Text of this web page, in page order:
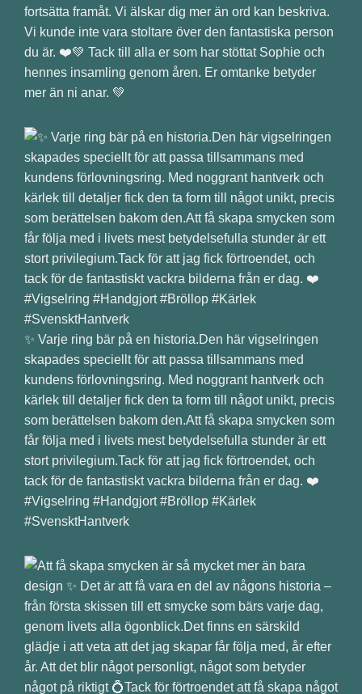
fortsätta framåt. Vi älskar dig mer än ord kan beskriva.
Vi kunde inte vara stoltare över den fantastiska person
du är. ❤️💚 Tack till alla er som har stöttat Sophie och
hennes insamling genom åren. Er omtanke betyder
mer än ni anar. 💚
✨ Varje ring bär på en historia.Den här vigselringen
skapades speciellt för att passa tillsammans med
kundens förlovningsring. Med noggrant hantverk och
kärlek till detaljer fick den ta form till något unikt, precis
som berättelsen bakom den.Att få skapa smycken som
får följa med i livets mest betydelsefulla stunder är ett
stort privilegium.Tack för att jag fick förtroendet, och
tack för de fantastiskt vackra bilderna från er dag. ❤️
#Vigselring #Handgjort #Bröllop #Kärlek
#SvensktHantverk